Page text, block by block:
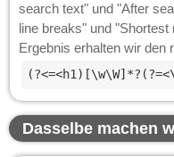
search text" und "After
line breaks" und
Ergebnis erhalten wir den
Dasselbe machen